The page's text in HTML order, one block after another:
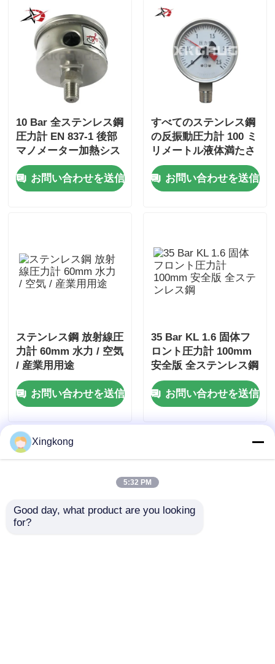
10 Bar 全ステンレス鋼
圧力計 EN 837-1 後部
マノメーター加熱シス
テム
お問い合わせを送信
すべてのステンレス鋼
の反振動圧力計 100 ミ
リメートル液体満たさ
れた IP65 工業用圧力
計 お問い合わせを送信
ステンレス鋼 放射線圧
力計 60mm 水力 / 空気
/ 産業用用途
お問い合わせを送信
35 Bar KL 1.6 固体フ
ロント圧力計 100mm
安全版 全ステンレス鋼
お問い合わせを送信
Xingkong
5:32 PM
Good day, what product are you looking
for?